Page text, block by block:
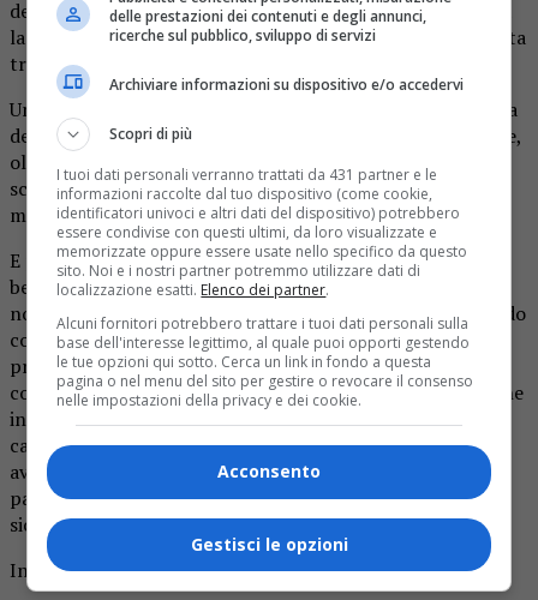
del programma natalizio 2023, venerdì è stata inaugurata
la tradizionale pista su ghiaccio nel cuore della città situata
tra il comune di Biella e il Duomo.
Una formula collaudata ormai da quasi un decennio, quella
della pista su ghiaccio tanto amata dai biellesi che prevede,
oltre alle lezioni private, anche la possibilità per le
scolaresche e i gruppi numerosi di prenotare la pista la
mattina.
E proprio per rendere ancora più accessibile questo
bellissimo sport si rinnova anche la collaborazione con il
nostro giornale, La Provincia di Biella: grazie ad un accordo
con i gestori dell’impianto, a partire da mercoledì
prossimo, 22 novembre, i lettori troveranno allegato un
coupon omaggio – sia nel numero in uscita il mercoledì che
in quello di sabato -. Basterà ritagliarlo e consegnarlo alla
cassa della pista e nelle giornate di mercoledì e giovedì si
avrà diritto ad una promozione super vantaggiosa
pattinare un’ora pagando solo mezz’ora, . Un incentivo
sicuramente allettante da non farsi scappare.
Informazioni
delle prestazioni dei contenuti e degli annunci,
ricerche sul pubblico, sviluppo di servizi
Archiviare informazioni su dispositivo e/o accedervi
Scopri di più
I tuoi dati personali verranno trattati da 431 partner e le
informazioni raccolte dal tuo dispositivo (come cookie,
identificatori univoci e altri dati del dispositivo) potrebbero
essere condivise con questi ultimi, da loro visualizzate e
memorizzate oppure essere usate nello specifico da questo
sito. Noi e i nostri partner potremmo utilizzare dati di
localizzazione esatti. Elenco dei partner.
Alcuni fornitori potrebbero trattare i tuoi dati personali sulla
base dell'interesse legittimo, al quale puoi opporti gestendo
le tue opzioni qui sotto. Cerca un link in fondo a questa
pagina o nel menu del sito per gestire o revocare il consenso
nelle impostazioni della privacy e dei cookie.
Acconsento
Gestisci le opzioni